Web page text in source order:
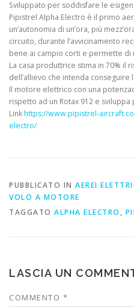
Sviluppato per soddisfare le
Pipistrel Alpha Electro è il primo
un’autonomia di un’ora, più
circuito, durante l’avvicinamento
bene ai campio corti e permette di
La casa produttrice stima in 70% il
dell’allievo che intenda conseguire
Il motore elettrico con una
rispetto ad un Rotax 912 e sviluppa
Linkhttps://www.pipistrel-
electro/
PUBBLICATO IN AEREI
VOLO A MOTORE
TAGGATO ALPHA ELECTRO ,
LASCIA UN
COMMENTO *